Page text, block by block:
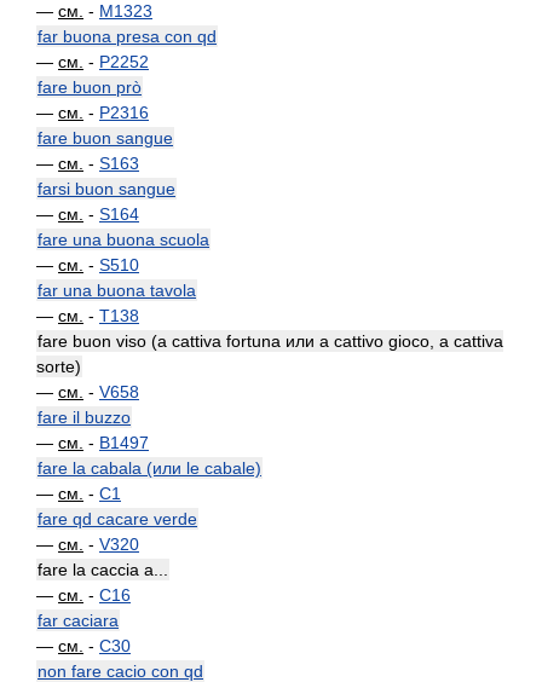
— см. - M1323
far buona presa con qd
— см. - P2252
fare buon prò
— см. - P2316
fare buon sangue
— см. - S163
farsi buon sangue
— см. - S164
fare una buona scuola
— см. - S510
far una buona tavola
— см. - T138
fare buon viso (a cattiva fortuna или a cattivo gioco, a cattiva
sorte)
— см. - V658
fare il buzzo
— см. - B1497
fare la cabala (или le cabale)
— см. - C1
fare qd cacare verde
— см. - V320
fare la caccia a...
— см. - C16
far caciara
— см. - C30
non fare cacio con qd